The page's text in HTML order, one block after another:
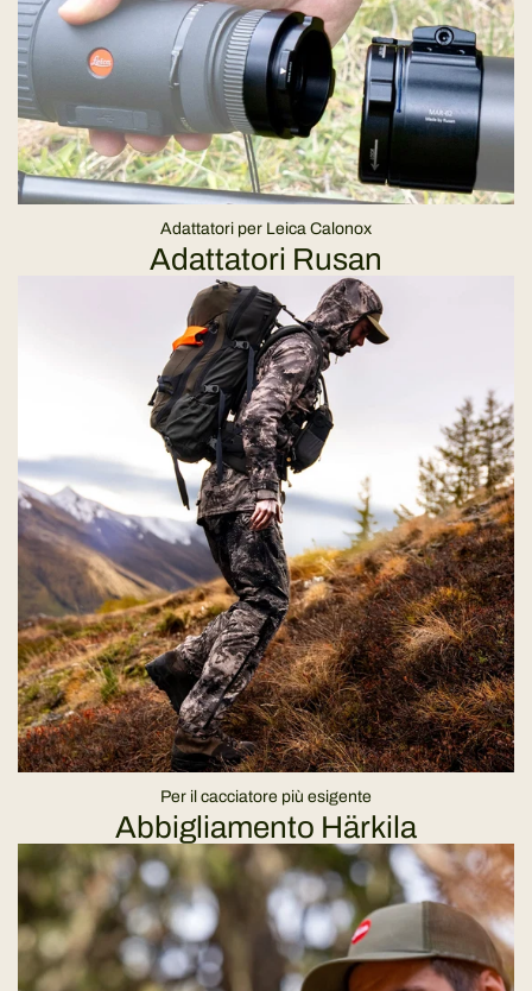
Adattatori per Leica Calonox
Adattatori Rusan
Per il cacciatore più esigente
Abbigliamento Härkila